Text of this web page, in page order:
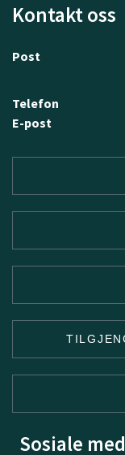
Kontakt oss
Post
Telefon
E-post
Sosiale